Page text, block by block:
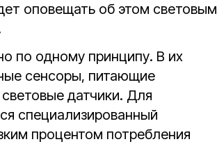
оповещать об этом световым
по одному принципу. В их
сенсоры, питающие
датчики. Для
специализированный
процентом потребления